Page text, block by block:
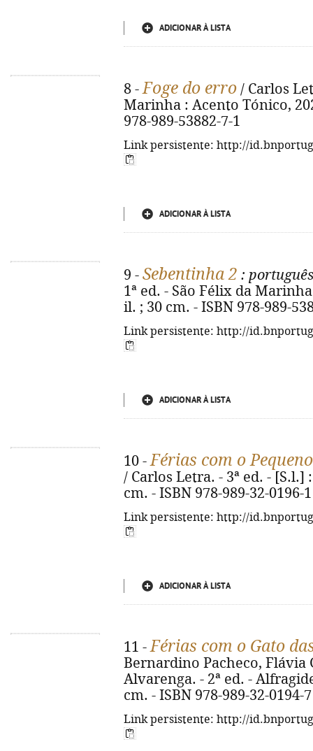
ADICIONAR À LISTA
8 -Foge do erro / Carlos
Marinha : Acento Tónico,
978-989-53882-7-1
Link persistente: http://
ADICIONAR À LISTA
9 - Sebentinha 2 :
1ª ed. - São Félix da
il. ; 30 cm. - ISBN 978-989-
Link persistente: http://
ADICIONAR À LISTA
10 -Férias com o
/ Carlos Letra. - 3ª ed. - [S.l.]
cm. - ISBN 978-989-32-0196-1
Link persistente: http://
ADICIONAR À LISTA
11 -Férias com o Gato
Bernardino Pacheco, Flávia
Alvarenga. - 2ª ed. -
cm. - ISBN 978-989-32-0194-7
Link persistente: http://